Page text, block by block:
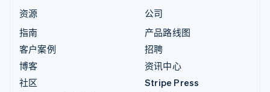
资源
指南
客户案例
博客
社区
公司
产品路线图
招聘
资讯中心
Stripe Press